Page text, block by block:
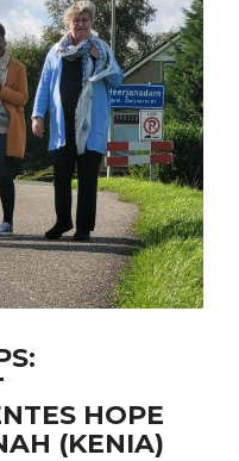
HOPE
(KENIA)